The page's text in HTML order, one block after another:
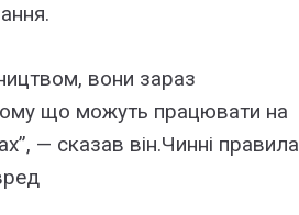
вони зараз
що можуть працювати на
— сказав він.Чинні правила